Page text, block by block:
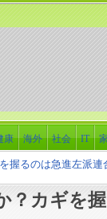
康 海外 社会 IT
握るのは急進左派連
？カギを握